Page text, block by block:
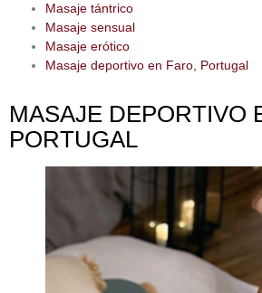
Masaje tántrico
Masaje sensual
Masaje erótico
Masaje deportivo en Faro, Portugal
MASAJE DEPORTIVO
PORTUGAL